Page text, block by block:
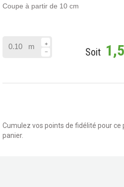
Coupe à partir de 10 cm
m Soit
Cumulez vos points de fidélité pour ce
panier.